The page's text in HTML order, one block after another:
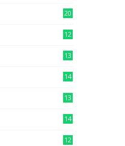
20
12
13
14
13
14
12